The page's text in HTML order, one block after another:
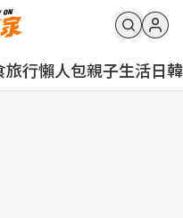
旅行懶人包親子生活日韓